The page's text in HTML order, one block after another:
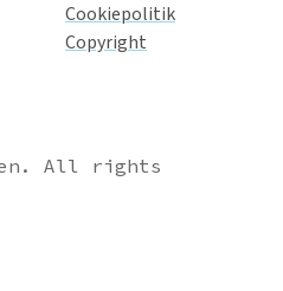
Cookiepolitik
Copyright
All rights